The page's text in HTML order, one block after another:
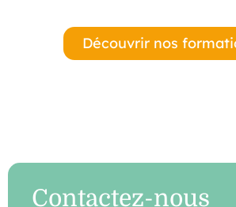
Découvrir nos
Contactez-nous